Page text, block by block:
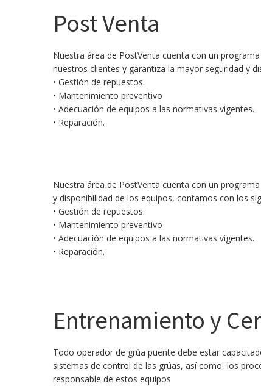
Post Venta
Nuestra área de PostVenta cuenta con un
nuestros clientes y garantiza la mayor seguridad y
• Gestión de repuestos.
• Mantenimiento preventivo
• Adecuación de equipos a las normativas vigentes.
• Reparación.
Nuestra área de PostVenta cuenta con un
y disponibilidad de los equipos, contamos con los
• Gestión de repuestos.
• Mantenimiento preventivo
• Adecuación de equipos a las normativas vigentes.
• Reparación.
Entrenamiento y
Todo operador de grúa puente debe estar
sistemas de control de las grúas, así como, los
responsable de estos equipos